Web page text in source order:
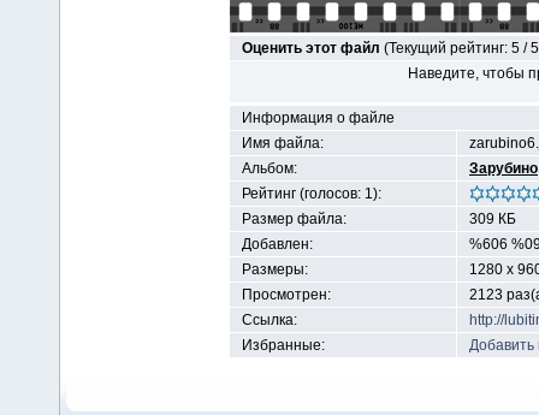
Оценить этот файл (Текущий рейтинг: 5 /
Наведите, чтобы
Информация о файле
Имя файла:
Альбом:
Зарубино
Рейтинг (голосов: 1):
Размер файла:
309 КБ
Добавлен:
%606
Размеры:
1280 x
Просмотрен:
2123
Ссылка:
http://
Избранные:
Добавить